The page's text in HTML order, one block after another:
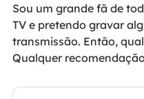
Sou um grande fã de
TV e pretendo gravar
transmissão. Então,
Qualquer